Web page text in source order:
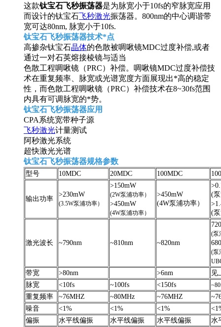
这款钛宝石飞秒振荡器是为脉宽小于10fs的窄脉宽应用
而设计的钛宝石飞秒激光振荡器。800nm的中心调谐带
宽可达80nm, 脉宽小于10fs.
钛宝石飞秒振荡器技术*点
高掺杂钛宝石晶体的色散被啁啾镜MDC过度补偿,或者
通过一对石英熔接棱镜与适当
色散工程啁啾镜（PRC）补偿。啁啾镜MDC过度补偿技
术在重复频率、脉宽或光谱宽度方面展现出*高的稳定
性，而色散工程啁啾镜（PRC）补偿技术在8~30fs范围
内具有可调脉宽的*势。
钛宝石飞秒振荡器应用
CPA系统宽带种子源
飞秒激光计量测试
阿秒激光系统
超快激光光谱
钛宝石飞秒振荡器规格参数
型号 10MDC 20MDC 100MDC
输出功率
>230mW
(3.5W泵浦功率）
>150mW
(2W泵浦功率）
>450mW
(4W泵浦功率）
>450mW
(4W泵浦功率）
(
(
激光波长 ~790nm ~810nm ~820nm
(泵
(泵
带宽 >80nm >6nm
见
脉宽
<10fs ~100fs <150fs
重复频率 ~76MHZ ~80MHz ~76MHZ
噪音
<1% <1% <1%
偏振
水平线偏振 水平线偏振 水平线偏振
水